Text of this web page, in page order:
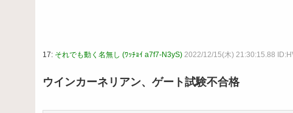
17: それでも動く名無し (ﾜｯﾁｮｲ a7f7-N3yS) 2022/12/15(木) 21:30:15.88
ウインカーネリアン、ゲート試験不合格